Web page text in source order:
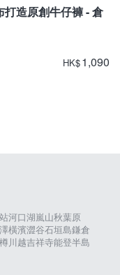
造原創牛仔褲 - 倉
HK$1,090
河口湖嵐山秋葉原
橫濱澀谷石垣島鎌倉
川越吉祥寺能登半島